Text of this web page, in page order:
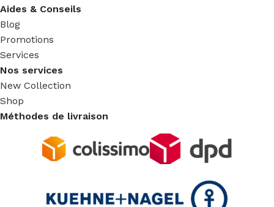
Aides & Conseils
Blog
Promotions
Services
Nos services
New Collection
Shop
Méthodes de livraison